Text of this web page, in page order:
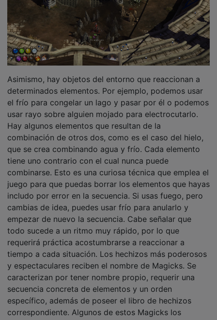
determinados elementos. Por ejemplo, podemos usar
el frío para congelar un lago y pasar por él o podemos
usar rayo sobre alguien mojado para electrocutarlo.
Hay algunos elementos que resultan de la
combinación de otros dos, como es el caso del hielo,
que se crea combinando agua y frío. Cada elemento
tiene uno contrario con el cual nunca puede
combinarse. Esto es una curiosa técnica que emplea el
juego para que puedas borrar los elementos que hayas
includo por error en la secuencia. Si usas fuego, pero
cambias de idea, puedes usar frío para anularlo y
empezar de nuevo la secuencia. Cabe señalar que
todo sucede a un ritmo muy rápido, por lo que
requerirá práctica acostumbrarse a reaccionar a
tiempo a cada situación. Los hechizos más poderosos
y espectaculares reciben el nombre de Magicks. Se
caracterizan por tener nombre propio, requerir una
secuencia concreta de elementos y un orden
específico, además de poseer el libro de hechizos
correspondiente. Algunos de estos Magicks los
obtendremos durante la historia y otros los